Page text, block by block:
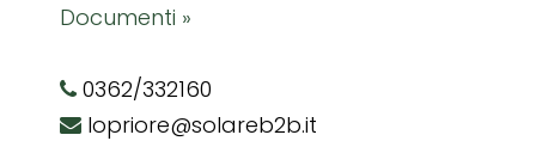
Documenti »
0362/332160
lopriore@solareb2b.it